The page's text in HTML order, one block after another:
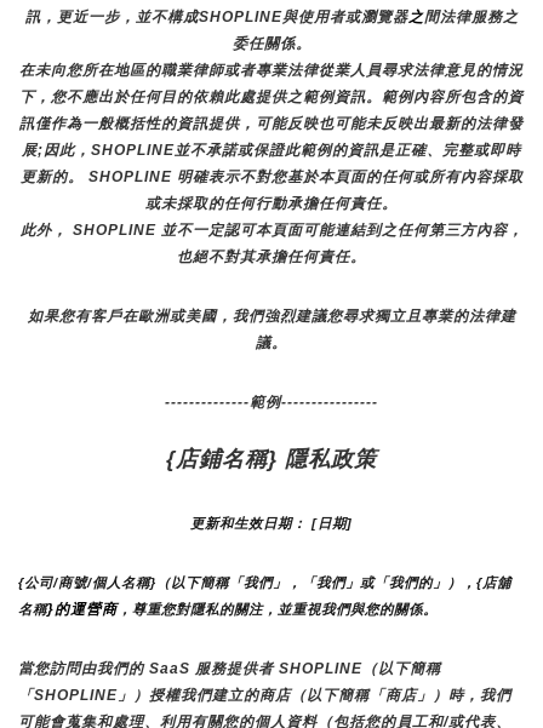
訊，更近一步，並不構成SHOPLINE與使用者或瀏覽器之間法律服務之
委任關係。
在未向您所在地區的職業律師或者專業法律從業人員尋求法律意見的情況
下，您不應出於任何目的依賴此處提供之範例資訊。範例內容所包含的資
訊僅作為一般概括性的資訊提供，可能反映也可能未反映出最新的法律發
展;因此，SHOPLINE並不承諾或保證此範例的資訊是正確、完整或即時
更新的。 SHOPLINE 明確表示不對您基於本頁面的任何或所有內容採取
或未採取的任何行動承擔任何責任。
此外， SHOPLINE 並不一定認可本頁面可能連結到之任何第三方內容，
也絕不對其承擔任何責任。
如果您有客戶在歐洲或美國，我們強烈建議您尋求獨立且專業的法律建
議。
--------------範例----------------
{店鋪名稱} 隱私政策
更新和生效日期： [日期]
{公司/商號/個人名稱}（以下簡稱「我們」，「我們」或「我們的」），{店舖
名稱}的運營商，尊重您對隱私的關注，並重視我們與您的關係。
當您訪問由我們的 SaaS 服務提供者 SHOPLINE（以下簡稱
「SHOPLINE」）授權我們建立的商店（以下簡稱「商店」）時，我們
可能會蒐集和處理、利用有關您的個人資料（包括您的員工和/或代表、